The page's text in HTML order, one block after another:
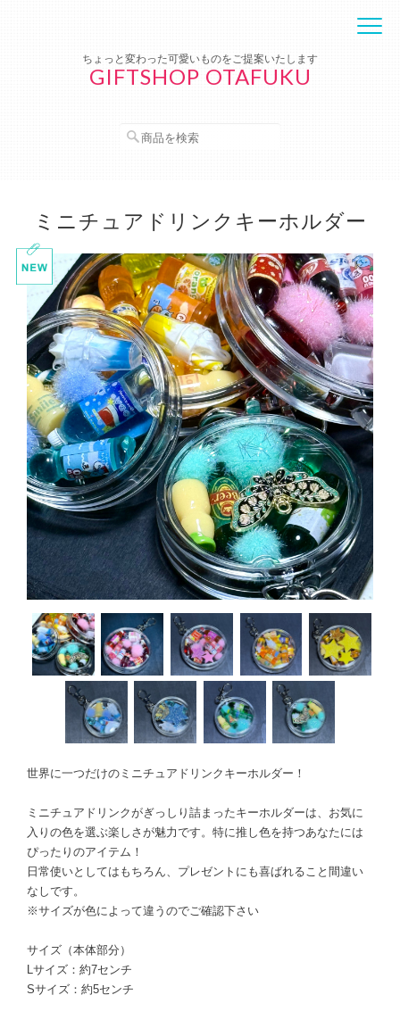
ちょっと変わった可愛いものをご提案いたします
GIFTSHOP OTAFUKU
ミニチュアドリンクキーホルダー
世界に一つだけのミニチュアドリンクキーホルダー！
ミニチュアドリンクがぎっしり詰まったキーホルダーは、お気に
入りの色を選ぶ楽しさが魅力です。特に推し色を持つあなたには
ぴったりのアイテム！
日常使いとしてはもちろん、プレゼントにも喜ばれること間違い
なしです。
※サイズが色によって違うのでご確認下さい
サイズ（本体部分）
Lサイズ：約7センチ
Sサイズ：約5センチ